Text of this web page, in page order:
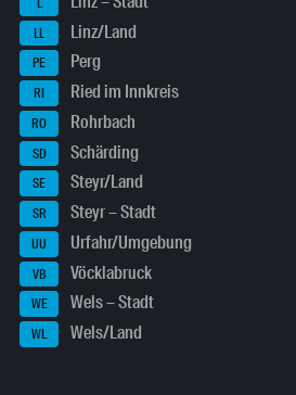
LL Linz/Land
PE Perg
RI Ried im Innkreis
RO Rohrbach
SD Schärding
SE Steyr/Land
SR Steyr – Stadt
UU Urfahr/Umgebung
VB Vöcklabruck
WE Wels – Stadt
WL Wels/Land